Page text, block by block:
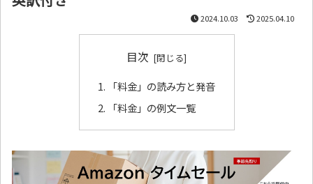
2024.10.03 2025.04.10
目次
「料金」の読み方と発音
「料金」の例文一覧